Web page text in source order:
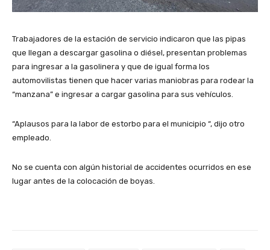
Trabajadores de la estación de servicio indicaron que las pipas
que llegan a descargar gasolina o diésel, presentan problemas
para ingresar a la gasolinera y que de igual forma los
automovilistas tienen que hacer varias maniobras para rodear la
“manzana” e ingresar a cargar gasolina para sus vehículos.
“Aplausos para la labor de estorbo para el municipio “, dijo otro
empleado.
No se cuenta con algún historial de accidentes ocurridos en ese
lugar antes de la colocación de boyas.